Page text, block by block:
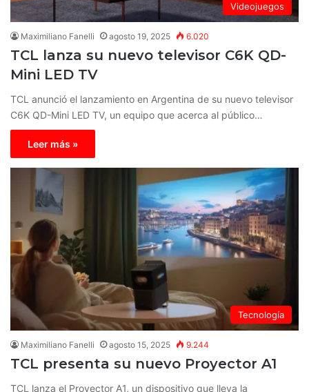
Videojuegos
Maximiliano Fanelli agosto 19, 2025 6.020
TCL lanza su nuevo televisor C6K QD-
Mini LED TV
TCL anunció el lanzamiento en Argentina de su nuevo televisor
C6K QD-Mini LED TV, un equipo que acerca al público…
Leer más »
Tecnología
Maximiliano Fanelli agosto 15, 2025 9.244
TCL presenta su nuevo Proyector A1
TCL lanza el Proyector A1, un dispositivo que lleva la